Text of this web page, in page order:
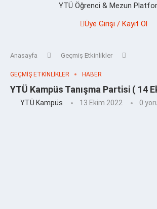
YTÜ Öğrenci & Mezun
Üye Girişi / Kayıt Ol
Anasayfa Geçmiş Etkinlikler
GEÇMIŞ ETKINLIKLER HABER
YTÜ Kampüs Tanışma Partisi ( 14
YTÜ Kampüs 13 Ekim 2022 0